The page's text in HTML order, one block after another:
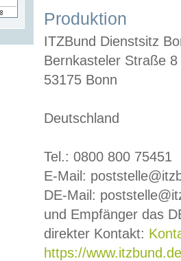
Produktion
ITZBund Dienstsitz
Bernkasteler Straße 8
53175 Bonn
Deutschland
Tel.: 0800 800 75451
E-Mail:
DE-Mail:
und Empfänger das
direkter Kontakt:
https://